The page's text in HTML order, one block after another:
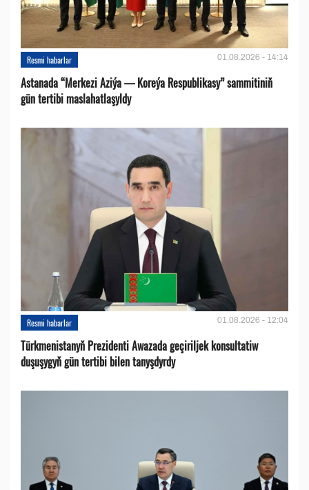
Resmi habarlar 01.08.2026 - 14:14
Astanada “Merkezi Aziýa — Koreýa Respublikasy” sammitiniň
gün tertibi maslahatlaşyldy
Resmi habarlar 01.08.2026 - 12:04
Türkmenistanyň Prezidenti Awazada geçiriljek konsultatiw
duşuşygyň gün tertibi bilen tanyşdyrdy